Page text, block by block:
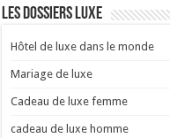
Les dossiers Luxe
Hôtel de luxe dans le monde
Mariage de luxe
Cadeau de luxe femme
cadeau de luxe homme